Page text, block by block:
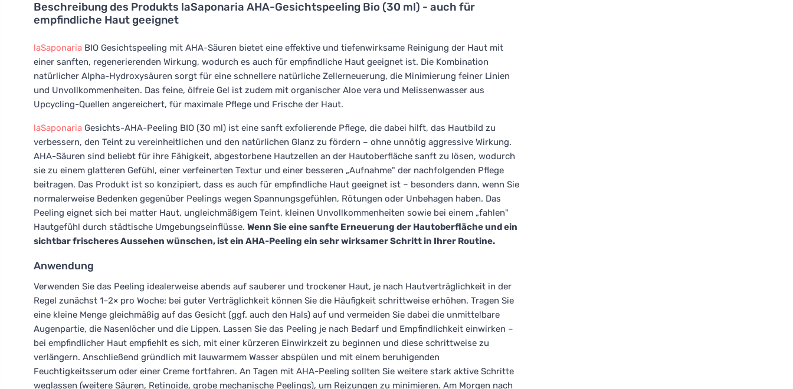
Beschreibung des Produkts laSaponaria AHA-Gesichtspeeling Bio (30 ml) - auch für
empfindliche Haut geeignet
laSaponaria BIO Gesichtspeeling mit AHA-Säuren bietet eine effektive und tiefenwirksame Reinigung der Haut mit
einer sanften, regenerierenden Wirkung, wodurch es auch für empfindliche Haut geeignet ist. Die Kombination
natürlicher Alpha-Hydroxysäuren sorgt für eine schnellere natürliche Zellerneuerung, die Minimierung feiner Linien
und Unvollkommenheiten. Das feine, ölfreie Gel ist zudem mit organischer Aloe vera und Melissenwasser aus
Upcycling-Quellen angereichert, für maximale Pflege und Frische der Haut.
laSaponaria Gesichts-AHA-Peeling BIO (30 ml) ist eine sanft exfolierende Pflege, die dabei hilft, das Hautbild zu
verbessern, den Teint zu vereinheitlichen und den natürlichen Glanz zu fördern – ohne unnötig aggressive Wirkung.
AHA-Säuren sind beliebt für ihre Fähigkeit, abgestorbene Hautzellen an der Hautoberfläche sanft zu lösen, wodurch
sie zu einem glatteren Gefühl, einer verfeinerten Textur und einer besseren „Aufnahme" der nachfolgenden Pflege
beitragen. Das Produkt ist so konzipiert, dass es auch für empfindliche Haut geeignet ist – besonders dann, wenn Sie
normalerweise Bedenken gegenüber Peelings wegen Spannungsgefühlen, Rötungen oder Unbehagen haben. Das
Peeling eignet sich bei matter Haut, ungleichmäßigem Teint, kleinen Unvollkommenheiten sowie bei einem „fahlen"
Hautgefühl durch städtische Umgebungseinflüsse. Wenn Sie eine sanfte Erneuerung der Hautoberfläche und ein
sichtbar frischeres Aussehen wünschen, ist ein AHA-Peeling ein sehr wirksamer Schritt in Ihrer Routine.
Anwendung
Verwenden Sie das Peeling idealerweise abends auf sauberer und trockener Haut, je nach Hautverträglichkeit in der
Regel zunächst 1–2× pro Woche; bei guter Verträglichkeit können Sie die Häufigkeit schrittweise erhöhen. Tragen Sie
eine kleine Menge gleichmäßig auf das Gesicht (ggf. auch den Hals) auf und vermeiden Sie dabei die unmittelbare
Augenpartie, die Nasenlöcher und die Lippen. Lassen Sie das Peeling je nach Bedarf und Empfindlichkeit einwirken –
bei empfindlicher Haut empfiehlt es sich, mit einer kürzeren Einwirkzeit zu beginnen und diese schrittweise zu
verlängern. Anschließend gründlich mit lauwarmem Wasser abspülen und mit einem beruhigenden
Feuchtigkeitsserum oder einer Creme fortfahren. An Tagen mit AHA-Peeling sollten Sie weitere stark aktive Schritte
weglassen (weitere Säuren, Retinoide, grobe mechanische Peelings), um Reizungen zu minimieren. Am Morgen nach